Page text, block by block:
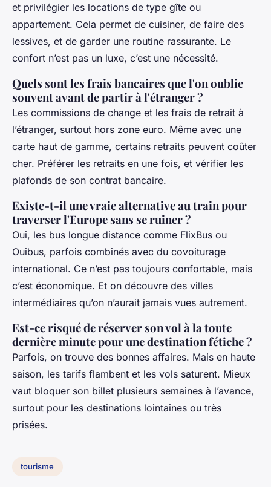
et privilégier les locations de type gîte ou
appartement. Cela permet de cuisiner, de faire des
lessives, et de garder une routine rassurante. Le
confort n’est pas un luxe, c’est une nécessité.
Quels sont les frais bancaires que l'on oublie
souvent avant de partir à l'étranger ?
Les commissions de change et les frais de retrait à
l’étranger, surtout hors zone euro. Même avec une
carte haut de gamme, certains retraits peuvent coûter
cher. Préférer les retraits en une fois, et vérifier les
plafonds de son contrat bancaire.
Existe-t-il une vraie alternative au train pour
traverser l'Europe sans se ruiner ?
Oui, les bus longue distance comme FlixBus ou
Ouibus, parfois combinés avec du covoiturage
international. Ce n’est pas toujours confortable, mais
c’est économique. Et on découvre des villes
intermédiaires qu’on n’aurait jamais vues autrement.
Est-ce risqué de réserver son vol à la toute
dernière minute pour une destination fétiche ?
Parfois, on trouve des bonnes affaires. Mais en haute
saison, les tarifs flambent et les vols saturent. Mieux
vaut bloquer son billet plusieurs semaines à l’avance,
surtout pour les destinations lointaines ou très
prisées.
tourisme